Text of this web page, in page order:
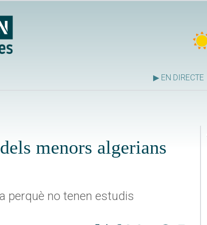
▶ EN DIRECTE
menors algerians
perquè no tenen estudis